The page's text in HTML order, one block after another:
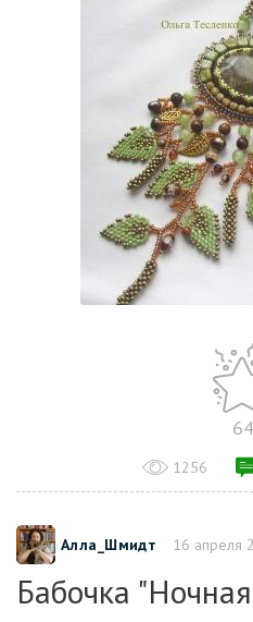
64
1256
Алла_Шмидт 16 апреля
Бабочка